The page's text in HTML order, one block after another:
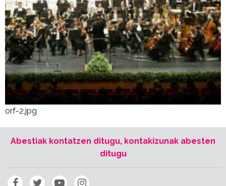
orf-2.jpg
Abestiak kontatzen ditugu, kontakizunak abesten
ditugu